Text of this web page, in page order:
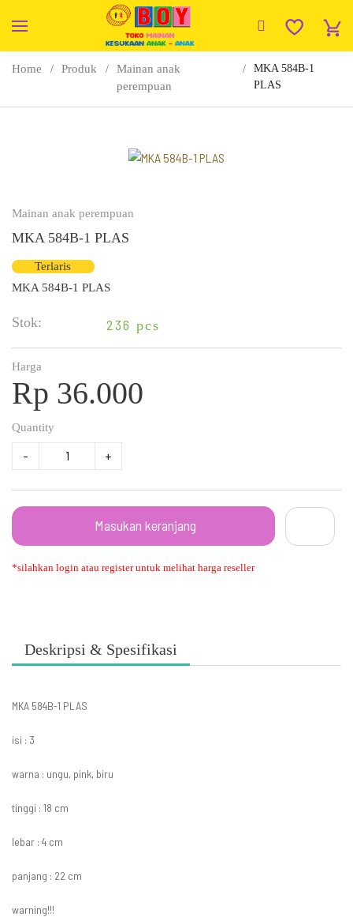
Home Produk
Mainan anak
perempuan
MKA 584B-1
PLAS
Mainan anak perempuan
MKA 584B-1 PLAS
Terlaris
MKA 584B-1 PLAS
Stok: 236 pcs
Harga
Rp 36.000
Quantity
- +
Masukan keranjang
*silahkan login atau register untuk melihat harga reseller
Deskripsi & Spesifikasi
MKA 584B-1 PLAS
isi : 3
warna : ungu, pink, biru
tinggi : 18 cm
lebar : 4 cm
panjang : 22 cm
warning!!!